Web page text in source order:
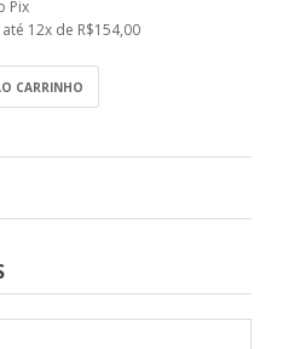
Pix
12x de R$154,00
CARRINHO